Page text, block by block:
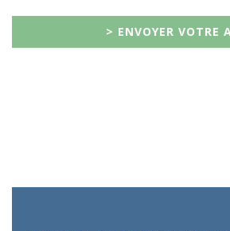
> ENVOYER VOTRE